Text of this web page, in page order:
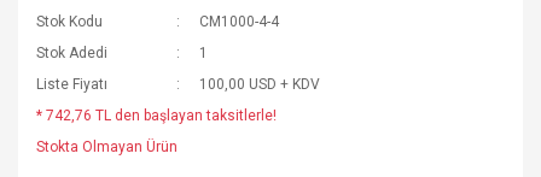
Stok Kodu
CM1000-4-4
Stok Adedi
1
Liste Fiyatı
100,00 USD + KDV
* 742,76 TL den başlayan taksitlerle!
Stokta Olmayan Ürün